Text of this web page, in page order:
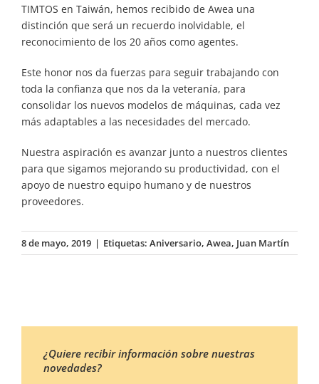
TIMTOS en Taiwán, hemos recibido de Awea una
distinción que será un recuerdo inolvidable, el
reconocimiento de los 20 años como agentes.
Este honor nos da fuerzas para seguir trabajando con
toda la confianza que nos da la veteranía, para
consolidar los nuevos modelos de máquinas, cada vez
más adaptables a las necesidades del mercado.
Nuestra aspiración es avanzar junto a nuestros clientes
para que sigamos mejorando su productividad, con el
apoyo de nuestro equipo humano y de nuestros
proveedores.
8 de mayo, 2019 | Etiquetas: Aniversario, Awea, Juan Martín
¿Quiere recibir información sobre nuestras
novedades?